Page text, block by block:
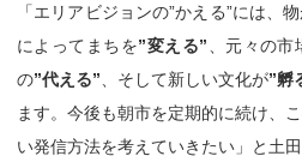
「エリアビジョンの”かえる”には、
によってまちを”変える” 、元々の
の”代える” 、そして新しい文化が”孵
ます。今後も朝市を定期的に続け、
い発信方法を考えていきたい」と土